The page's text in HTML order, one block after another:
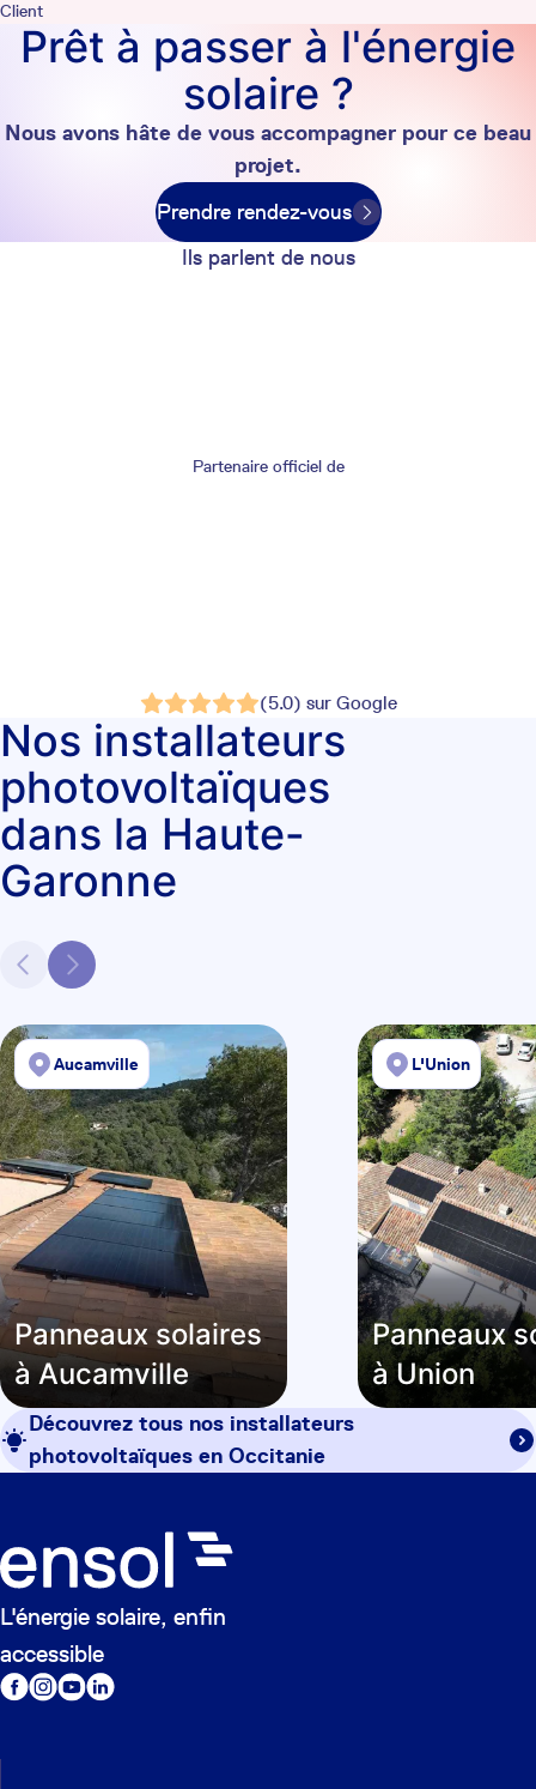
Client
Prêt à passer à l'énergie
solaire ?
Nous avons hâte de vous accompagner pour ce beau
projet.
Prendre rendez-vous
Ils parlent de nous
Partenaire officiel de
(5.0) sur Google
Nos installateurs
photovoltaïques
dans la Haute-
Garonne
Aucamville
Panneaux solaires
à Aucamville
L'Union
Panneaux
à Union
Découvrez tous nos installateurs
photovoltaïques en Occitanie
L'énergie solaire, enfin
accessible